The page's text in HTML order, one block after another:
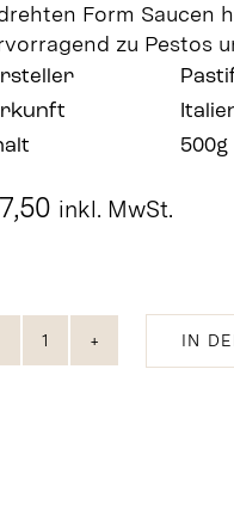
Form Saucen
zu Pestos
500g
7,50 inkl. MwSt.
Busiata
IN